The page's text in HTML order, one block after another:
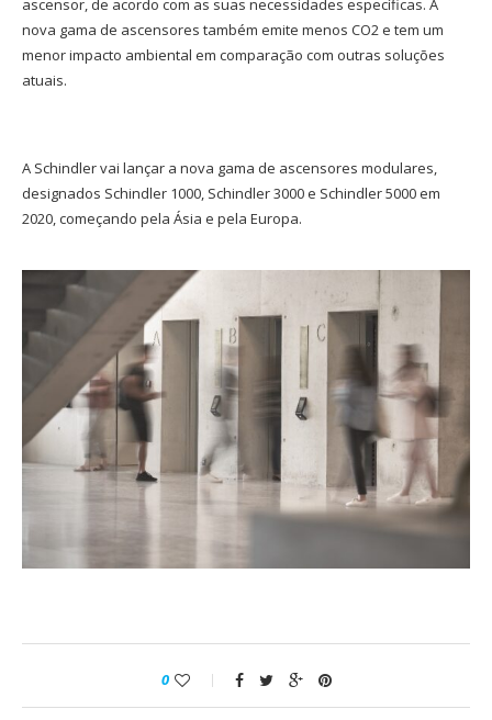
ascensor, de acordo com as suas necessidades específicas. A
nova gama de ascensores também emite menos CO2 e tem um
menor impacto ambiental em comparação com outras soluções
atuais.
A Schindler vai lançar a nova gama de ascensores modulares,
designados Schindler 1000, Schindler 3000 e Schindler 5000 em
2020, começando pela Ásia e pela Europa.
0